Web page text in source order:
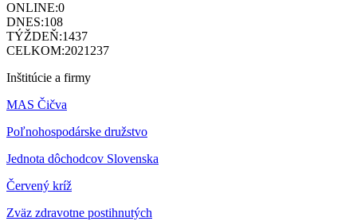
ONLINE:0
DNES:108
TÝŽDEŇ:1437
CELKOM:2021237
Inštitúcie a firmy
MAS Čičva
Poľnohospodárske družstvo
Jednota dôchodcov Slovenska
Červený kríž
Zväz zdravotne postihnutých